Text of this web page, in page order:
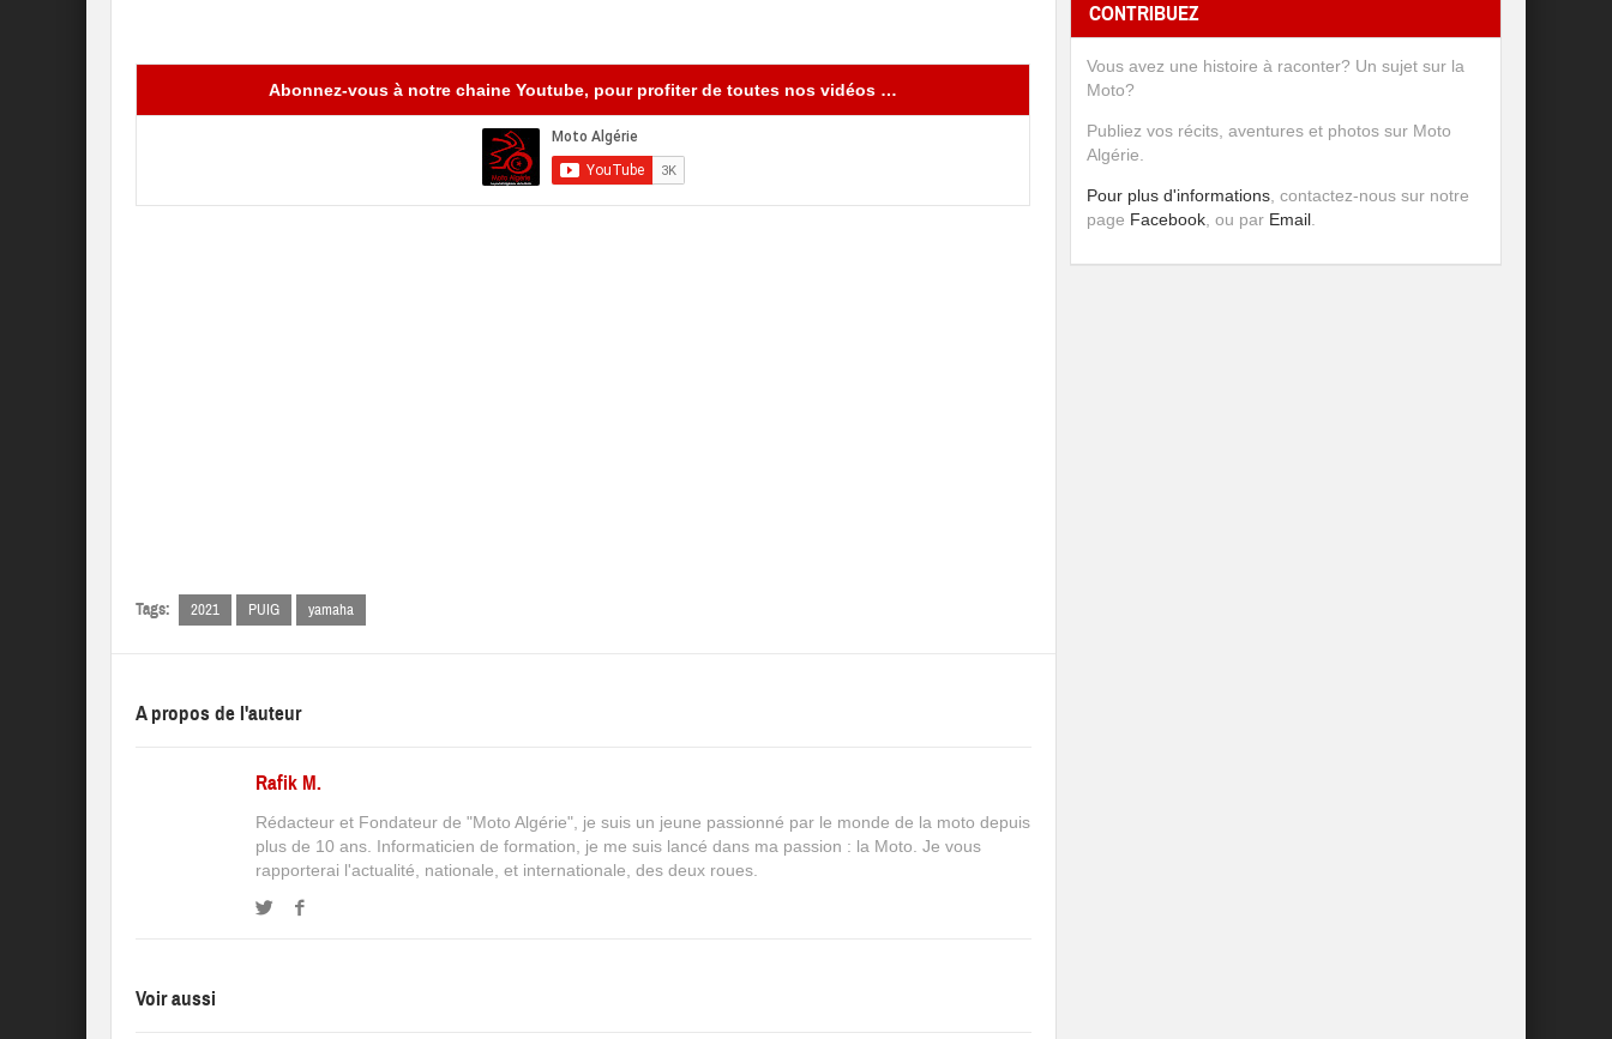
Abonnez-vous à notre chaine Youtube, pour profiter de toutes nos vidéos …
Tags: 2021 PUIG yamaha
A propos de l'auteur
Rafik M.
Rédacteur et Fondateur de "Moto Algérie", je suis un jeune passionné par le monde de la moto depuis
plus de 10 ans. Informaticien de formation, je me suis lancé dans ma passion : la Moto. Je vous
rapporterai l'actualité, nationale, et internationale, des deux roues.
Voir aussi
CONTRIBUEZ
Vous avez une histoire à raconter? Un sujet sur la
Moto?
Publiez vos récits, aventures et photos sur Moto
Algérie.
Pour plus d'informations , contactez-nous sur notre
page Facebook , ou par Email